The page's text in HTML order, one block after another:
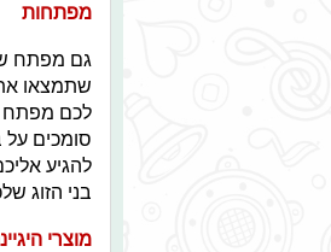
מפתחות
גם מפתח
שתמצאו
לכם מפתח
סומכים על
להגיע
בני הזוג
מוצרי